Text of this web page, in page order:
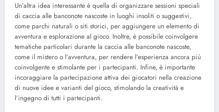
Un’altra idea interessante è quella di organizzare sessioni speciali
di caccia alle banconote nascoste in luoghi insoliti o suggestivi,
come parchi naturali o siti storici, per aggiungere un elemento di
avventura e esplorazione al gioco. Inoltre, è possibile coinvolgere
tematiche particolari durante la caccia alle banconote nascoste,
come il mistero o l’avventura, per rendere l’esperienza ancora più
coinvolgente e stimolante per i partecipanti. Infine, è importante
incoraggiare la partecipazione attiva dei giocatori nella creazione
di nuove idee e varianti del gioco, stimolando la creatività e
l’ingegno di tutti i partecipanti.